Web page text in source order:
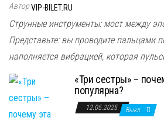
АвторVIP-BILET.RU
Струнные инструменты: мост между
Представьте: вы проводите пальцами
наполняется вибрацией, которая
«Три сестры» –
популярна?
12.05.2025 Выкл.